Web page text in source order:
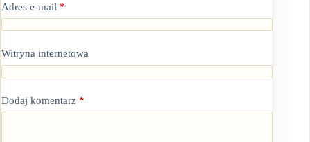
Adres e-mail *
Witryna internetowa
Dodaj komentarz *